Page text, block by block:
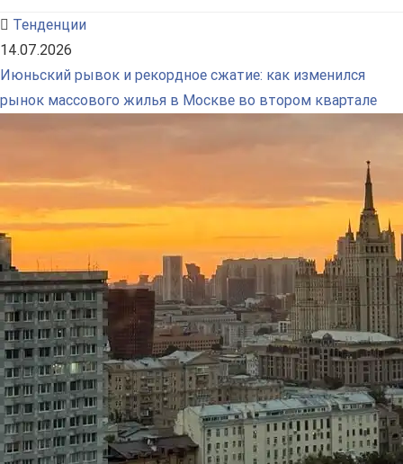
Тенденции
14.07.2026
Июньский рывок и рекордное сжатие: как изменился
рынок массового жилья в Москве во втором квартале